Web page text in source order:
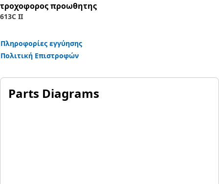
τροχοφορος προωθητης
613C II
Πληροφορίες εγγύησης
Πολιτική Επιστροφών
Parts Diagrams